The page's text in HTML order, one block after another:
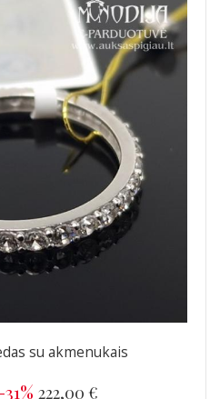
su akmenukais
222,00 €